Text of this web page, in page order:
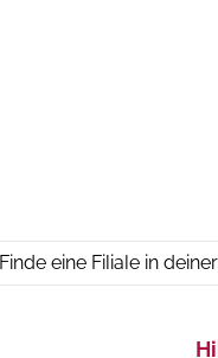
Finde eine Filiale in